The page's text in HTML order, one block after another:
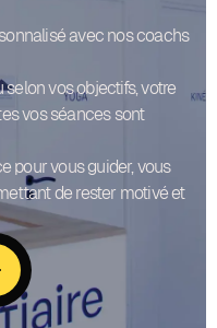
avec nos coachs
vos objectifs, votre
vos séances sont
pour vous guider, vous
de rester motivé et